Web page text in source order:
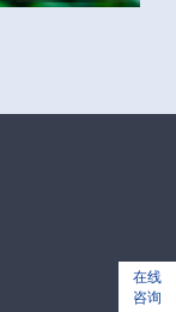
在线
咨询